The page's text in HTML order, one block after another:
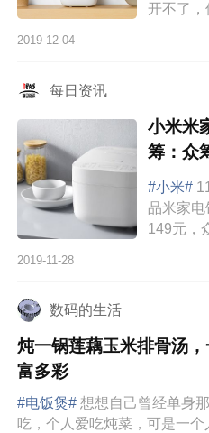
开不了，
以蒸煮
2019-12-04
每日资讯
小米米
筹：众
#小米#
品米家
149元，
容积率
2019-11-28
数码的生活
炖一锅莲藕玉米排骨汤
富多彩
#电饭煲# 想想自己曾经单身
吃，个人爱吃炖菜，可是一